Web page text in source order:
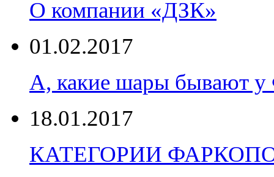
О компании «ДЗК»
01.02.2017
А, какие шары бывают
18.01.2017
КАТЕГОРИИ